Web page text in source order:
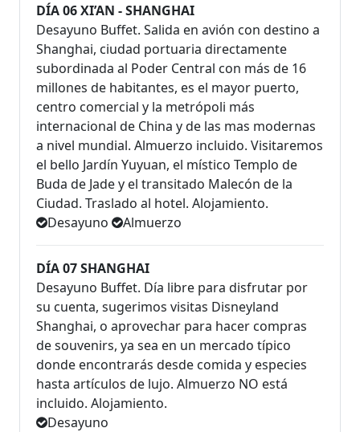
DÍA 06 XI’AN - SHANGHAI
Desayuno Buffet. Salida en avión con destino a
Shanghai, ciudad portuaria directamente
subordinada al Poder Central con más de 16
millones de habitantes, es el mayor puerto,
centro comercial y la metrópoli más
internacional de China y de las mas modernas
a nivel mundial. Almuerzo incluido. Visitaremos
el bello Jardín Yuyuan, el místico Templo de
Buda de Jade y el transitado Malecón de la
Ciudad. Traslado al hotel. Alojamiento.
Desayuno
Almuerzo
DÍA 07 SHANGHAI
Desayuno Buffet. Día libre para disfrutar por
su cuenta, sugerimos visitas Disneyland
Shanghai, o aprovechar para hacer compras
de souvenirs, ya sea en un mercado típico
donde encontrarás desde comida y especies
hasta artículos de lujo. Almuerzo NO está
incluido. Alojamiento.
Desayuno